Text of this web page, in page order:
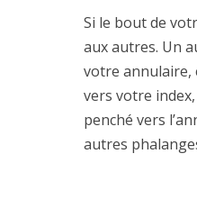
Si le bout de
aux autres. Un
votre annulaire,
vers votre
penché vers
autres